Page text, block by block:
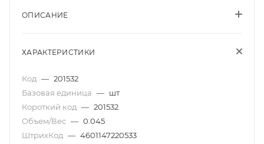
ОПИСАНИЕ
ХАРАКТЕРИСТИКИ
Код — 201532
Базовая единица — шт
Короткий код — 201532
Объем/Вес — 0.045
ШтрихКод — 4601147220533